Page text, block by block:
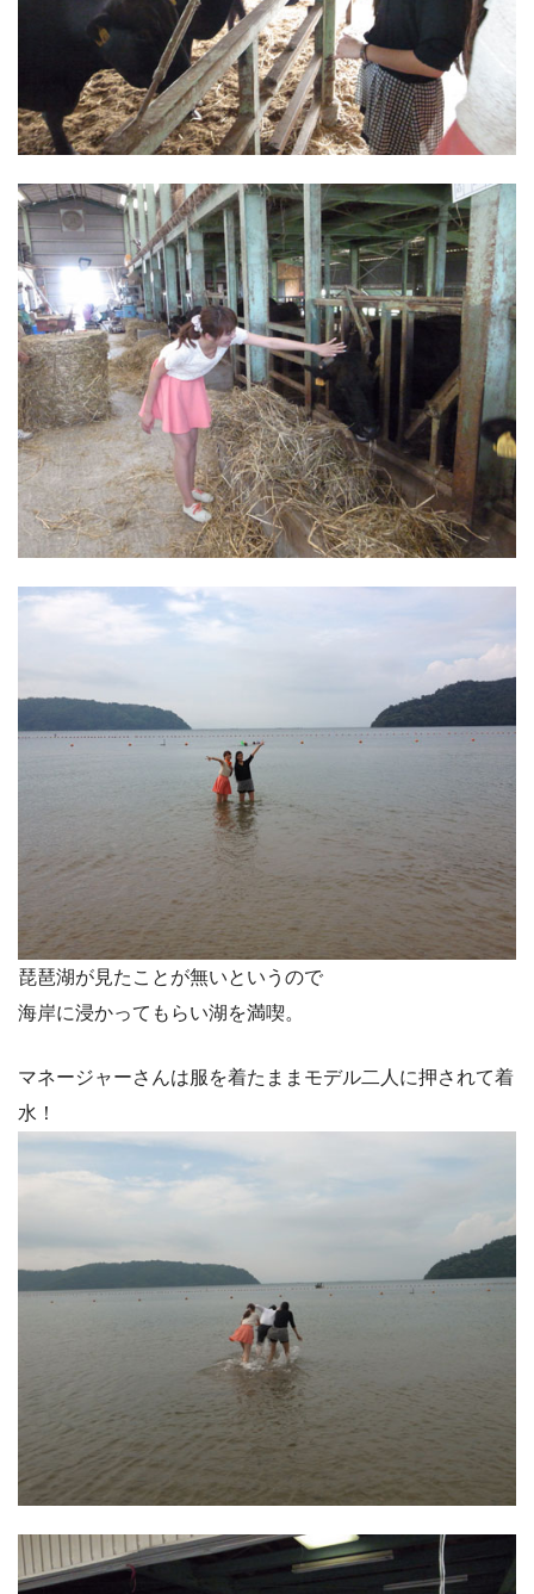
琵琶湖が見たことが無いというので
海岸に浸かってもらい湖を満喫。
マネージャーさんは服を着たままモデル二人に押されて着
水！